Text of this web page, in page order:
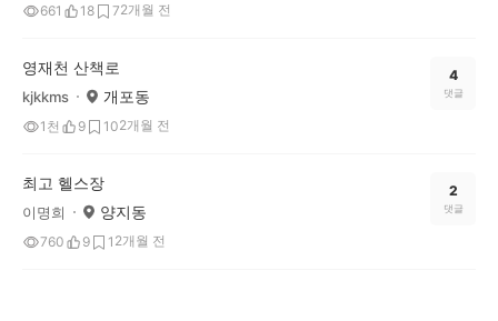
661 18 72개월 전
영재천 산책로
kjkkms 개포동
1천 9 102개월 전
4
댓글
최고 헬스장
이명희 양지동
760 9 1 2개월 전
2
댓글